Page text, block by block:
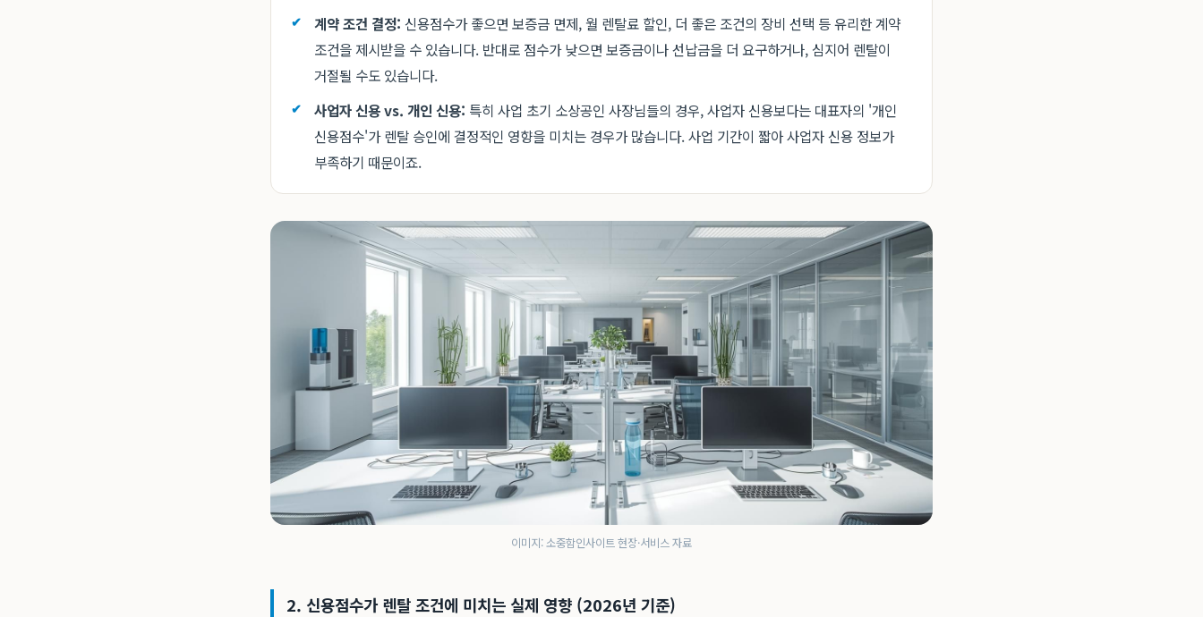
계약 조건 결정: 신용점수가 좋으면 보증금 면제, 월 렌탈료 할인, 더 좋은 조건의 장비 선택 등 유리한 계약
조건을 제시받을 수 있습니다. 반대로 점수가 낮으면 보증금이나 선납금을 더 요구하거나, 심지어 렌탈이
거절될 수도 있습니다.
사업자 신용 vs. 개인 신용: 특히 사업 초기 소상공인 사장님들의 경우, 사업자 신용보다는 대표자의 '개인
신용점수'가 렌탈 승인에 결정적인 영향을 미치는 경우가 많습니다. 사업 기간이 짧아 사업자 신용 정보가
부족하기 때문이죠.
이미지: 소중함인사이트 현장·서비스 자료
2. 신용점수가 렌탈 조건에 미치는 실제 영향 (2026년 기준)